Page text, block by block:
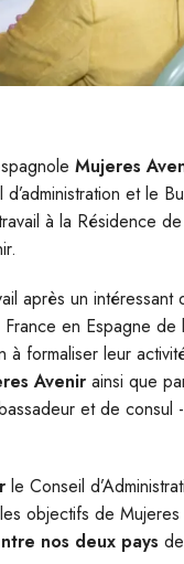
Mujeres
et le
à la Résidence
après un
en Espagne de
formaliser leur
Avenir ainsi que
et de
le Conseil
objectifs de
nos deux pays